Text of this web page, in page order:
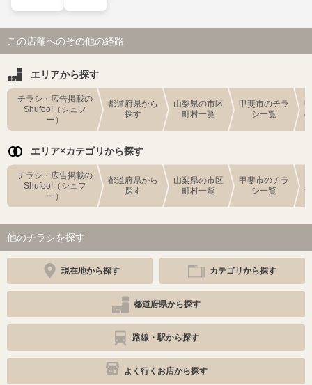
この店舗へのその他の経路
エリアから探す
チラシ・広告掲載の
Shufoo!（シュフ
ー）
都道府県から
探す
山梨県の市区
町村一覧
甲斐市のチラ
シ一覧
エリア×カテゴリから探す
チラシ・広告掲載の
Shufoo!（シュフ
ー）
都道府県から
探す
山梨県の市区
町村一覧
甲斐市のチラ
シ一覧
他のチラシを探す
現在地から探す カテゴリから探す
都道府県から探す
路線・駅から探す
よく行くお店から探す